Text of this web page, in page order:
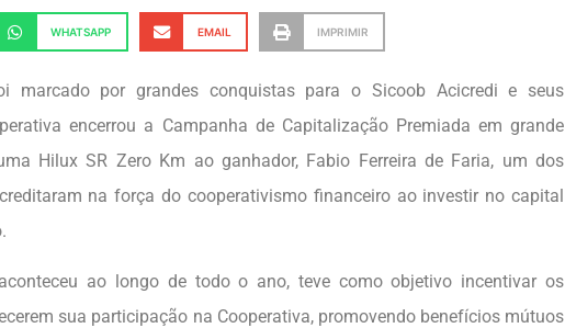
WHATSAPP EMAIL IMPRIMIR
marcado por grandes conquistas para o Sicoob Acicredi e seus
encerrou a Campanha de Capitalização Premiada em grande
Hilux SR Zero Km ao ganhador, Fabio Ferreira de Faria, um dos
na força do cooperativismo financeiro ao investir no capital
ao longo de todo o ano, teve como objetivo incentivar os
sua participação na Cooperativa, promovendo benefícios mútuos